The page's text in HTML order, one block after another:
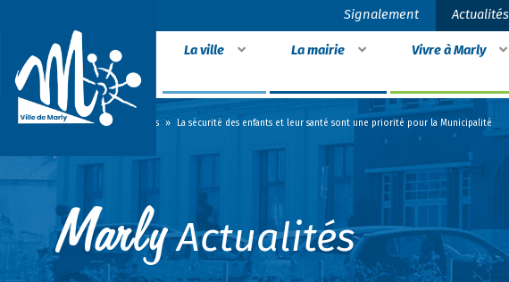
Signalement Actualités
La ville La mairie Vivre à Marly
Accueil » Actualités » La sécurité des enfants et leur santé sont une priorité pour la Municipalité
Actualités